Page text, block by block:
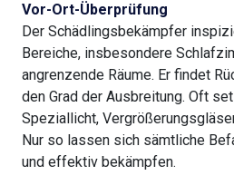
Vor-Ort-Überprüfung
Der Schädlingsbekämpfer
Bereiche, insbesondere
angrenzende Räume. Er findet
den Grad der Ausbreitung. Oft
Speziallicht,
Nur so lassen sich sämtliche
und effektiv bekämpfen.